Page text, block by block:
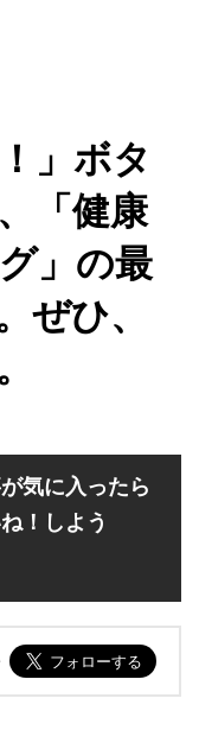
」ボタ
「健康
」の最
ぜひ、
気に入ったら
！しよう